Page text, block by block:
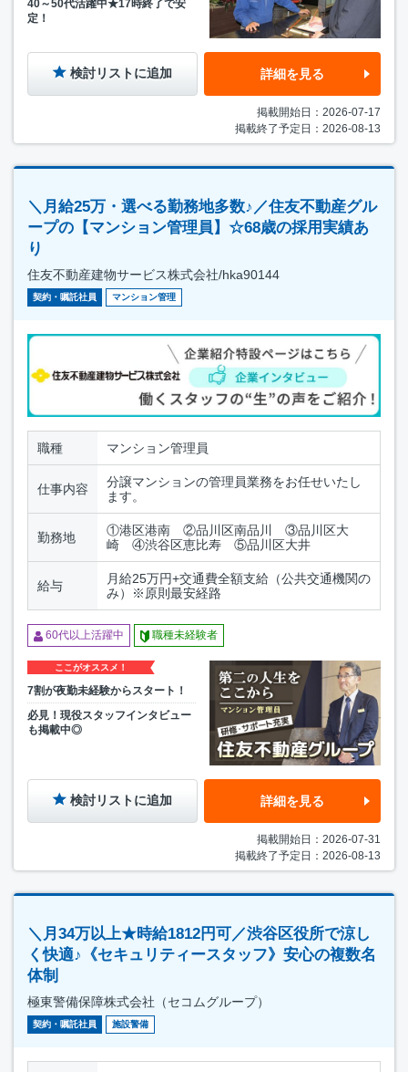
40～50代活躍中★17時終了で安
定！
検討リストに追加 詳細を見る
掲載開始日：2026-07-17
掲載終了予定日：2026-08-13
＼月給25万・選べる勤務地多数♪／住友不動産グル
ープの【マンション管理員】☆68歳の採用実績あ
り
住友不動産建物サービス株式会社/hka90144
契約・嘱託社員 マンション管理
職種 マンション管理員
仕事内容
分譲マンションの管理員業務をお任せいたし
ます。
勤務地
①港区港南 ②品川区南品川 ③品川区大
崎 ④渋谷区恵比寿 ⑤品川区大井
給与
月給25万円+交通費全額支給（公共交通機関の
み）※原則最安経路
60代以上活躍中 職種未経験者
ここがオススメ！
7割が夜勤未経験からスタート！
必見！現役スタッフインタビュー
も掲載中◎
検討リストに追加 詳細を見る
掲載開始日：2026-07-31
掲載終了予定日：2026-08-13
＼月34万以上★時給1812円可／渋谷区役所で涼し
く快適♪《セキュリティースタッフ》安心の複数名
体制
極東警備保障株式会社（セコムグループ）
契約・嘱託社員 施設警備